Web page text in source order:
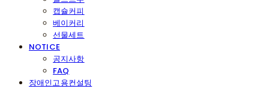
캡슐커피
베이커리
선물세트
NOTICE
공지사항
FAQ
장애인고용컨설팅